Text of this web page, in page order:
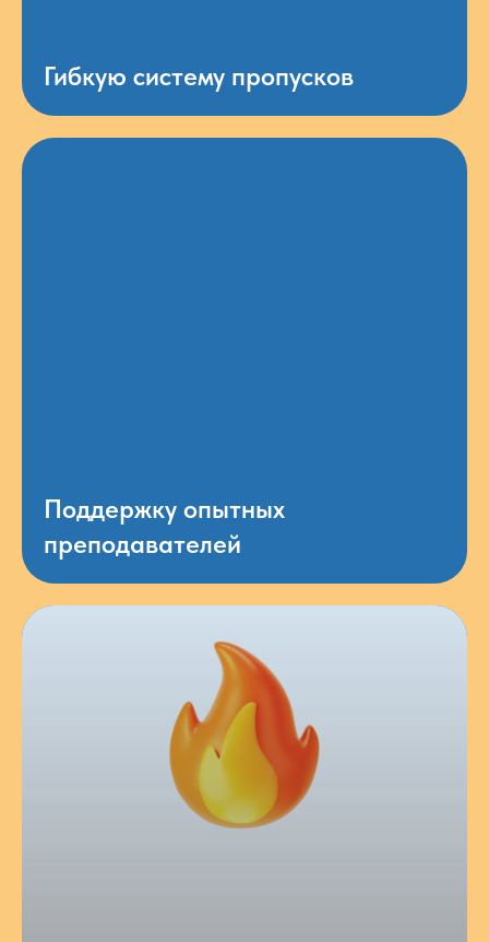
Гибкую систему пропусков
Поддержку опытных
преподавателей